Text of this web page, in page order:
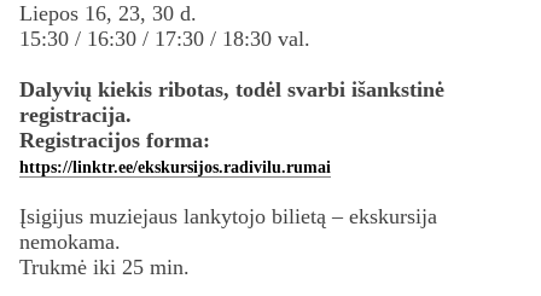
Liepos 16, 23, 30 d.
15:30 / 16:30 / 17:30 / 18:30 val.
Dalyvių kiekis ribotas, todėl svarbi išankstinė
registracija.
Registracijos forma:
https://linktr.ee/ekskursijos.radivilu.rumai
Įsigijus muziejaus lankytojo bilietą – ekskursija
nemokama.
Trukmė iki 25 min.